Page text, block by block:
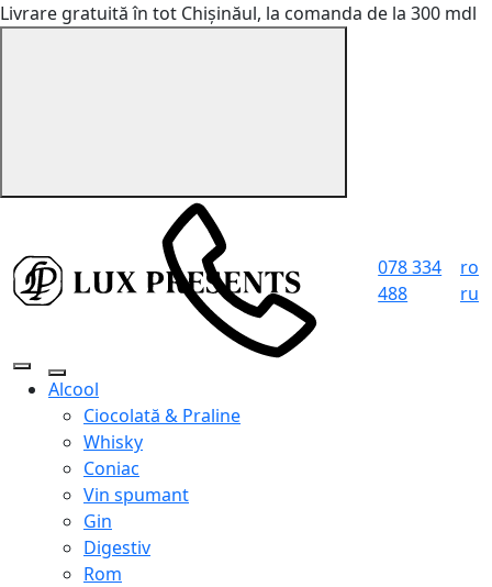
Livrare gratuită în tot Chișinăul, la comanda de la 300 mdl
078 334
488
ro
ru
Alcool
Ciocolată & Praline
Whisky
Coniac
Vin spumant
Gin
Digestiv
Rom